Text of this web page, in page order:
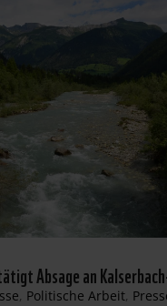
Absage an
, Politische Arbeit,